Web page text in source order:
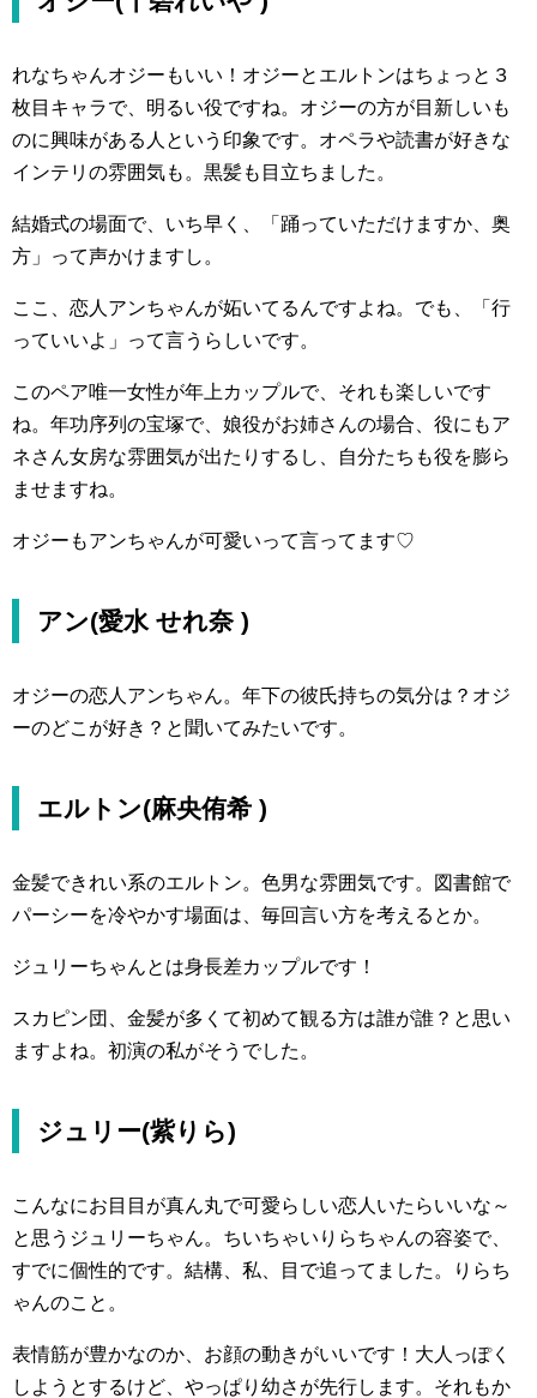
れなちゃんオジーもいい！オジーとエルトンはちょっと３
枚目キャラで、明るい役ですね。オジーの方が目新しいも
のに興味がある人という印象です。オペラや読書が好きな
インテリの雰囲気も。黒髪も目立ちました。
結婚式の場面で、いち早く、「踊っていただけますか、奥
方」って声かけますし。
ここ、恋人アンちゃんが妬いてるんですよね。でも、「行
っていいよ」って言うらしいです。
このペア唯一女性が年上カップルで、それも楽しいです
ね。年功序列の宝塚で、娘役がお姉さんの場合、役にもア
ネさん女房な雰囲気が出たりするし、自分たちも役を膨ら
ませますね。
オジーもアンちゃんが可愛いって言ってます♡
アン(愛水 せれ奈 )
オジーの恋人アンちゃん。年下の彼氏持ちの気分は？オジ
ーのどこが好き？と聞いてみたいです。
エルトン(麻央侑希 )
金髪できれい系のエルトン。色男な雰囲気です。図書館で
パーシーを冷やかす場面は、毎回言い方を考えるとか。
ジュリーちゃんとは身長差カップルです！
スカピン団、金髪が多くて初めて観る方は誰が誰？と思い
ますよね。初演の私がそうでした。
ジュリー(紫りら)
こんなにお目目が真ん丸で可愛らしい恋人いたらいいな～
と思うジュリーちゃん。ちいちゃいりらちゃんの容姿で、
すでに個性的です。結構、私、目で追ってました。りらち
ゃんのこと。
表情筋が豊かなのか、お顔の動きがいいです！大人っぽく
しようとするけど、やっぱり幼さが先行します。それもか